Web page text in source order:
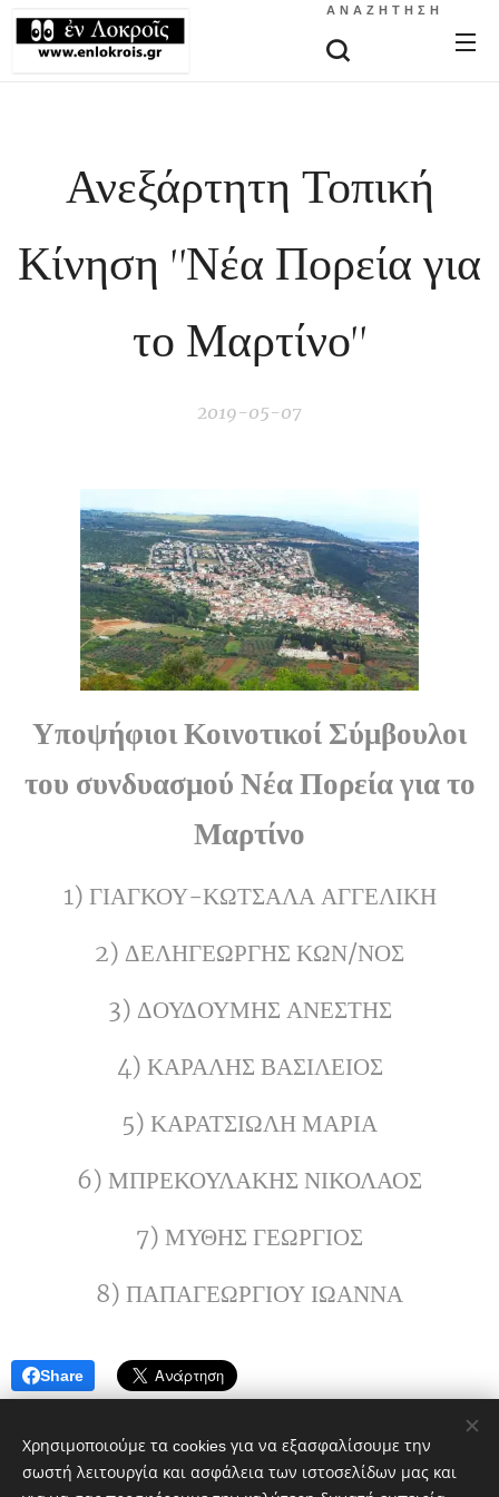
ΑΝΑΖΉΤΗΣΗ
Ανεξάρτητη Τοπική
Κίνηση ''Νέα Πορεία για
το Μαρτίνο''
2019-05-07
Υποψήφιοι Κοινοτικοί Σύμβουλοι
του συνδυασμού Νέα Πορεία για το
Μαρτίνο
1) ΓΙΑΓΚΟΥ-ΚΩΤΣΑΛΑ ΑΓΓΕΛΙΚΗ
2) ΔΕΛΗΓΕΩΡΓΗΣ ΚΩΝ/ΝΟΣ
3) ΔΟΥΔΟΥΜΗΣ ΑΝΕΣΤΗΣ
4) ΚΑΡΑΛΗΣ ΒΑΣΙΛΕΙΟΣ
5) ΚΑΡΑΤΣΙΩΛΗ ΜΑΡΙΑ
6) ΜΠΡΕΚΟΥΛΑΚΗΣ ΝΙΚΟΛΑΟΣ
7) ΜΥΘΗΣ ΓΕΩΡΓΙΟΣ
8) ΠΑΠΑΓΕΩΡΓΙΟΥ ΙΩΑΝΝΑ
Share
Χρησιμοποιούμε τα cookies για να εξασφαλίσουμε την
σωστή λειτουργία και ασφάλεια των ιστοσελίδων μας και